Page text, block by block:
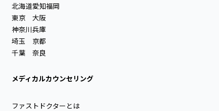
北海道
東京
神奈川
埼玉
千葉
愛知
大阪
兵庫
京都
奈良
福岡
メディカルカウンセリング
ファストドクターとは